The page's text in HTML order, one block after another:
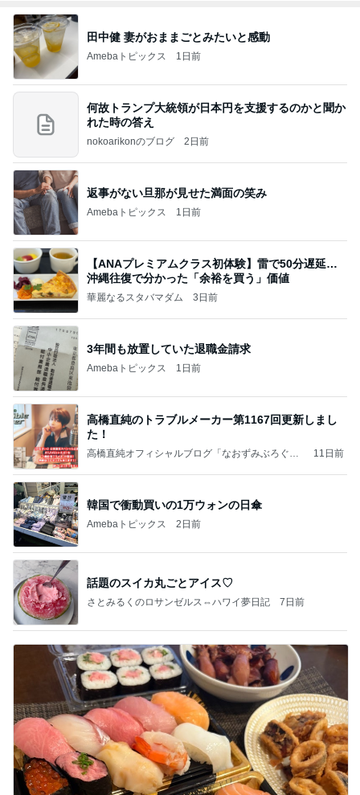
田中健 妻がおままごとみたいと感動
Amebaトピックス 1日前
何故トランプ大統領が日本円を支援するのかと聞か
れた時の答え
nokoarikonのブログ 2日前
返事がない旦那が見せた満面の笑み
Amebaトピックス 1日前
【ANAプレミアムクラス初体験】雷で50分遅延…
沖縄往復で分かった「余裕を買う」価値
華麗なるスタバマダム 3日前
3年間も放置していた退職金請求
Amebaトピックス 1日前
高橋直純のトラブルメーカー第1167回更新しまし
た！
高橋直純オフィシャルブログ「なおずみぶろぐ」
11日前
韓国で衝動買いの1万ウォンの日傘
Amebaトピックス 2日前
話題のスイカ丸ごとアイス♡
さとみるくのロサンゼルス⇔ハワイ夢日記 7日前